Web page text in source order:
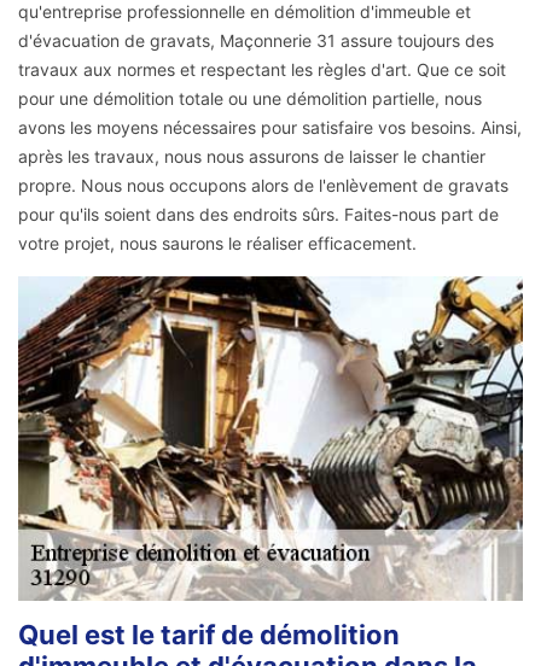
qu'entreprise professionnelle en démolition d'immeuble et
d'évacuation de gravats, Maçonnerie 31 assure toujours des
travaux aux normes et respectant les règles d'art. Que ce soit
pour une démolition totale ou une démolition partielle, nous
avons les moyens nécessaires pour satisfaire vos besoins. Ainsi,
après les travaux, nous nous assurons de laisser le chantier
propre. Nous nous occupons alors de l'enlèvement de gravats
pour qu'ils soient dans des endroits sûrs. Faites-nous part de
votre projet, nous saurons le réaliser efficacement.
Quel est le tarif de démolition